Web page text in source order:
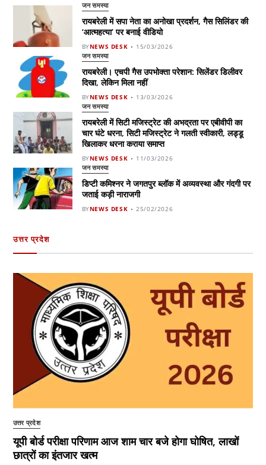
जन समस्या
रायबरेली में सपा नेता का अनोखा प्रदर्शन, गैस सिलिंडर की
‘आत्महत्या’ पर बनाई वीडियो
BYNEWS DESK 15/03/2026
जन समस्या
रायबरेली। एचपी गैस उपभोक्ता परेशान: सिलेंडर डिलीवर
दिखा, लेकिन मिला नहीं
BYNEWS DESK 13/03/2026
जन समस्या
रायबरेली में सिटी मजिस्ट्रेट की अभद्रता पर एबीवीपी का
चार घंटे धरना, सिटी मजिस्ट्रेट ने गलती स्वीकारी, लड्डू
खिलाकर धरना कराया समाप्त
BYNEWS DESK 11/03/2026
जन समस्या
डिप्टी कमिश्नर ने जगतपुर ब्लॉक में अव्यवस्था और गंदगी पर
जताई कड़ी नाराजगी
BYNEWS DESK 25/02/2026
उत्तर प्रदेश
उत्तर प्रदेश
यूपी बोर्ड परीक्षा परिणाम आज शाम चार बजे होगा घोषित, लाखों
छात्रों का इंतजार खत्म